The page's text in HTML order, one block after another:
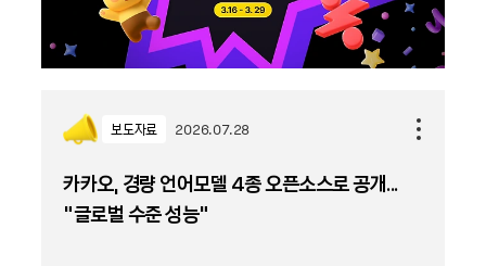
보도자료 2026.07.28
카카오, 경량 언어모델 4종 오픈소스로 공개...
“글로벌 수준 성능”